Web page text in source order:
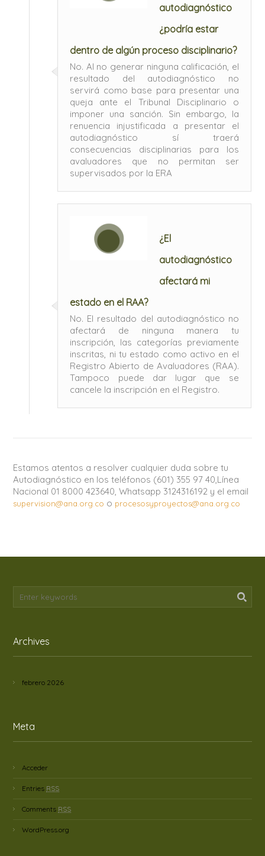
autodiagnóstico
¿podría estar
dentro de algún proceso disciplinario?
No. Al no generar ninguna calificación, el
resultado del autodiagnóstico no
servirá como base para presentar una
queja ante el Tribunal Disciplinario o
imponer una sanción. Sin embargo, la
renuencia injustificada a presentar el
autodiagnóstico sí traerá
consecuencias disciplinarias para los
avaluadores que no permitan ser
supervisados por la ERA
¿El
autodiagnóstico
afectará mi
estado en el RAA?
No. El resultado del autodiagnóstico no
afectará de ninguna manera tu
inscripción, las categorías previamente
inscritas, ni tu estado como activo en el
Registro Abierto de Avaluadores (RAA).
Tampoco puede dar lugar que se
cancele la inscripción en el Registro.
Estamos atentos a resolver cualquier duda sobre tu
Autodiagnóstico en los teléfonos (601) 355 97 40,Línea
Nacional 01 8000 423640, Whatsapp 3124316192 y el email
supervision@ana.org.co o procesosyproyectos@ana.org.co
Archives
febrero 2026
Meta
Acceder
Entries RSS
Comments RSS
WordPress.org